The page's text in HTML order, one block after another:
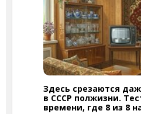
Здесь срезаются
в СССР полжизни.
времени, где 8 из 8